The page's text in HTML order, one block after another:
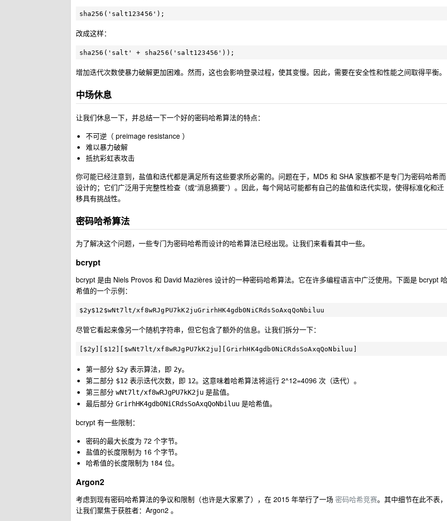
改成这样：
增加迭代次数使暴力破解更加困难。然而，这也会影响登录过程，使其变慢。因此，需要在安全性和性能之间取得平衡。
中场休息
让我们休息一下，并总结一下一个好的密码哈希算法的特点：
不可逆（ preimage resistance ）
难以暴力破解
抵抗彩虹表攻击
你可能已经注意到，盐值和迭代都是满足所有这些要求所必需的。问题在于，MD5 和 SHA 家族都不是专门为密码哈希而
设计的；它们广泛用于完整性检查（或“消息摘要”）。因此，每个网站可能都有自己的盐值和迭代实现，使得标准化和迁
移具有挑战性。
密码哈希算法
为了解决这个问题，一些专门为密码哈希而设计的哈希算法已经出现。让我们来看看其中一些。
bcrypt
bcrypt 是由 Niels Provos 和 David Mazières 设计的一种密码哈希算法。它在许多编程语言中广泛使用。下面是 bcrypt 哈
希值的一个示例：
尽管它看起来像另一个随机字符串，但它包含了额外的信息。让我们拆分一下：
第一部分 $2y 表示算法，即 2y。
第二部分 $12 表示迭代次数，即 12。这意味着哈希算法将运行 2^12=4096 次（迭代）。
第三部分 wNt7lt/xf8wRJgPU7kK2ju 是盐值。
最后部分 GrirhHK4gdb0NiCRdsSoAxqQoNbiluu 是哈希值。
bcrypt 有一些限制：
密码的最大长度为 72 个字节。
盐值的长度限制为 16 个字节。
哈希值的长度限制为 184 位。
Argon2
考虑到现有密码哈希算法的争议和限制（也许是大家累了），在 2015 年举行了一场 密码哈希竞赛。其中细节在此不表，
让我们聚焦于获胜者：Argon2 。